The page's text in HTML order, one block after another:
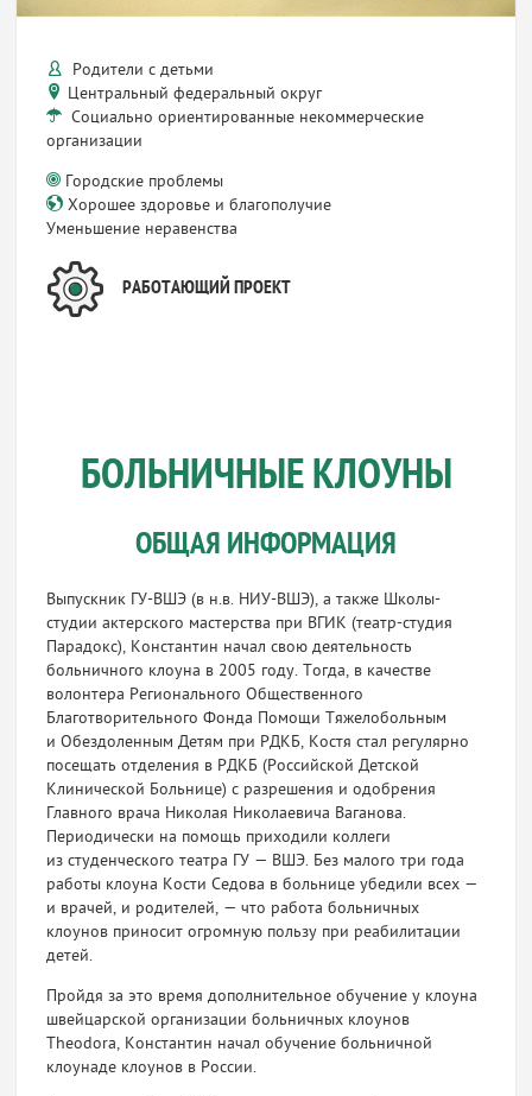
Родители с детьми
Центральный федеральный округ
Социально ориентированные некоммерческие
организации
Городские проблемы
Хорошее здоровье и благополучие
Уменьшение неравенства
РАБОТАЮЩИЙ ПРОЕКТ
БОЛЬНИЧНЫЕ КЛОУНЫ
ОБЩАЯ ИНФОРМАЦИЯ
Выпускник ГУ-ВШЭ (в н.в. НИУ-ВШЭ), а также Школы-
студии актерского мастерства при ВГИК (театр-cтудия
Парадокс), Константин начал свою деятельность
больничного клоуна в 2005 году. Тогда, в качестве
волонтера Регионального Общественного
Благотворительного Фонда Помощи Тяжелобольным
и Обездоленным Детям при РДКБ, Костя стал регулярно
посещать отделения в РДКБ (Российской Детской
Клинической Больнице) с разрешения и одобрения
Главного врача Николая Николаевича Ваганова.
Периодически на помощь приходили коллеги
из студенческого театра ГУ — ВШЭ. Без малого три года
работы клоуна Кости Седова в больнице убедили всех —
и врачей, и родителей, — что работа больничных
клоунов приносит огромную пользу при реабилитации
детей.
Пройдя за это время дополнительное обучение у клоуна
швейцарской организации больничных клоунов
Theodora, Константин начал обучение больничной
клоунаде клоунов в России.